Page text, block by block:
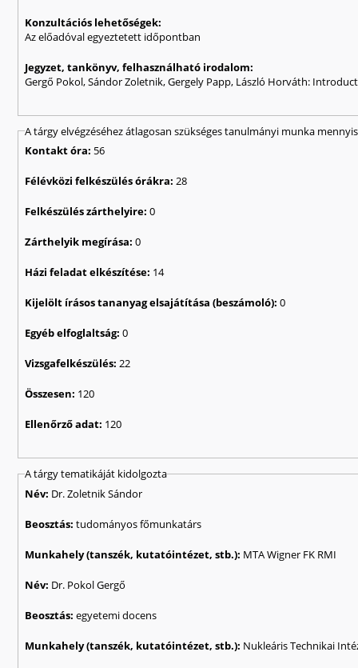
Konzultációs lehetőségek:
Az előadóval egyeztetett időpontban
Jegyzet, tankönyv, felhasználható irodalom:
Gergő Pokol, Sándor Zoletnik, Gergely Papp, László Horváth:
A tárgy elvégzéséhez átlagosan szükséges tanulmányi munka
Kontakt óra: 56
Félévközi felkészülés órákra:28
Felkészülés zárthelyire:0
Zárthelyik megírása:0
Házi feladat elkészítése: 14
Kijelölt írásos tananyag elsajátítása (beszámoló):0
Egyéb elfoglaltság:0
Vizsgafelkészülés:22
Összesen: 120
Ellenőrző adat: 120
A tárgy tematikáját kidolgozta
Név: Dr. Zoletnik Sándor
Beosztás:tudományos főmunkatárs
Munkahely (tanszék, kutatóintézet, stb.): MTA Wigner FK RMI
Név: Dr. Pokol Gergő
Beosztás:egyetemi docens
Munkahely (tanszék, kutatóintézet, stb.): Nukleáris Technikai